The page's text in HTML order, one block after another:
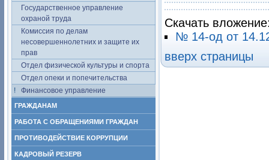
Государственное управление
охраной труда
Комиссия по делам
несовершеннолетних и защите их
прав
Отдел физической культуры и спорта
Отдел опеки и попечительства
Финансовое управление
ГРАЖДАНАМ
РАБОТА С ОБРАЩЕНИЯМИ ГРАЖДАН
ПРОТИВОДЕЙСТВИЕ КОРРУПЦИИ
КАДРОВЫЙ РЕЗЕРВ
Скачать
№ 14-од от
вверх страницы